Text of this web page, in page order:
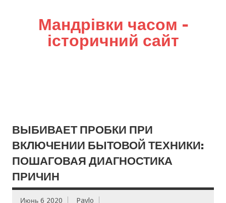
Мандрівки часом –
історичний сайт
ВЫБИВАЕТ ПРОБКИ ПРИ
ВКЛЮЧЕНИИ БЫТОВОЙ ТЕХНИКИ:
ПОШАГОВАЯ ДИАГНОСТИКА
ПРИЧИН
Июнь 6 2020 Pavlo